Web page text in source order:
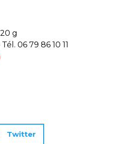
g
06 79 86 10 11
Twitter